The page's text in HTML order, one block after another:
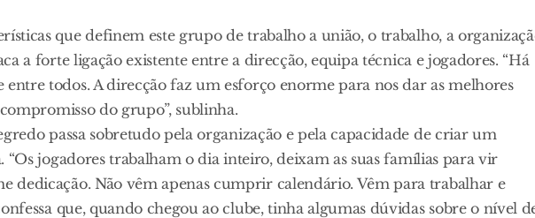
que definem este grupo de trabalho a união, o trabalho, a
a forte ligação existente entre a direcção, equipa técnica e jogadores. “Há
todos. A direcção faz um esforço enorme para nos dar as melhores
do grupo”, sublinha.
passa sobretudo pela organização e pela capacidade de criar um
“Os jogadores trabalham o dia inteiro, deixam as suas famílias para vir
dedicação. Não vêm apenas cumprir calendário. Vêm para trabalhar e
que, quando chegou ao clube, tinha algumas dúvidas sobre o nível